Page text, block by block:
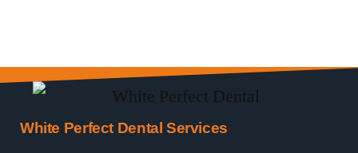
White Perfect Dental Services